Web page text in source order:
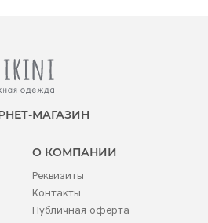
МАГАЗИН
О КОМПАНИИ
Реквизиты
Контакты
Публичная оферта